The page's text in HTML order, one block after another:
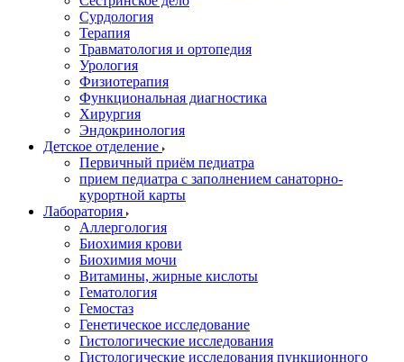
Сурдология
Терапия
Травматология и ортопедия
Урология
Физиотерапия
Функциональная диагностика
Хирургия
Эндокринология
Детское отделение
Первичный приём педиатра
прием педиатра с заполнением санаторно-
курортной карты
Лаборатория
Аллергология
Биохимия крови
Биохимия мочи
Витамины, жирные кислоты
Гематология
Гемостаз
Генетическое исследование
Гистологические исследования
Гистологические исследования пункционного